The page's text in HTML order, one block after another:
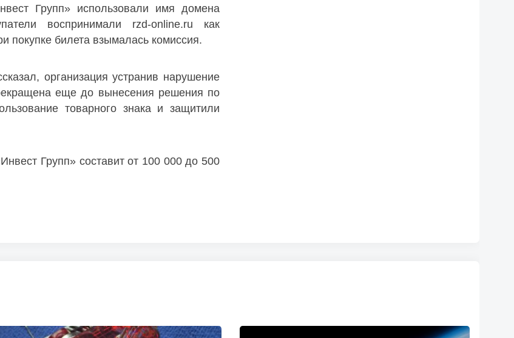
Групп» использовали имя домена
воспринимали rzd-online.ru как
покупке билета взымалась комиссия.
организация устранив нарушение
еще до вынесения решения по
товарного знака и защитили
Групп» составит от 100 000 до 500